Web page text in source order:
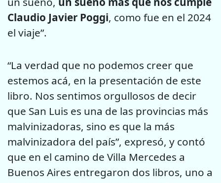
Claudio Javier Poggi, como fue en el 2024
el viaje”.
“La verdad que no podemos creer que
estemos acá, en la presentación de este
libro. Nos sentimos orgullosos de decir
que San Luis es una de las provincias más
malvinizadoras, sino es que la más
malvinizadora del país”, expresó, y contó
que en el camino de Villa Mercedes a
Buenos Aires entregaron dos libros, uno a